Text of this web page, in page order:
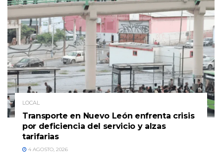
LOCAL
Transporte en Nuevo León enfrenta crisis
por deficiencia del servicio y alzas
tarifarias
4 AGOSTO, 2026